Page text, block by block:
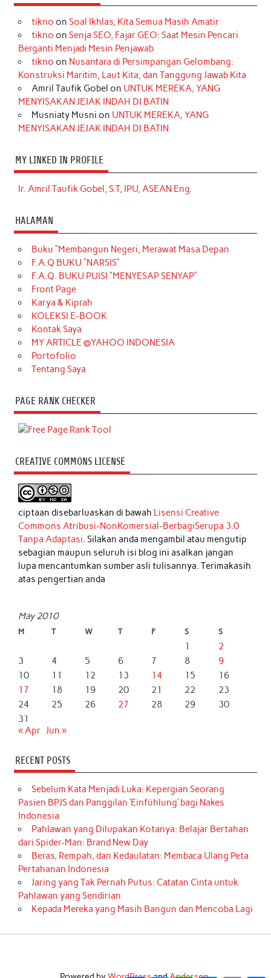
tikno on Soal Ikhlas, Kita Semua Masih Amatir
tikno on Senja SEO, Fajar GEO: Saat Mesin Pencari
Berganti Menjadi Mesin Penjawab
tikno on Nusantara di Persimpangan Gelombang:
Konstruksi Maritim, Laut Kita, dan Tanggung Jawab Kita
Amril Taufik Gobel on UNTUK MEREKA, YANG
MENYISAKAN JEJAK INDAH DI BATIN
Musniaty Musni on UNTUK MEREKA, YANG
MENYISAKAN JEJAK INDAH DI BATIN
MY LINKED IN PROFILE
Ir. Amril Taufik Gobel, S.T, IPU, ASEAN Eng.
HALAMAN
Buku “Membangun Negeri, Merawat Masa Depan
F.A.Q BUKU “NARSIS”
F.A.Q. BUKU PUISI “MENYESAP SENYAP”
Front Page
Karya & Kiprah
KOLEKSI E-BOOK
Kontak Saya
MY ARTICLE @YAHOO INDONESIA
Portofolio
Tentang Saya
PAGE RANK CHECKER
CREATIVE COMMONS LICENSE
ciptaan disebarluaskan di bawah Lisensi Creative
Commons Atribusi-NonKomersial-BerbagiSerupa 3.0
Tanpa Adaptasi. Silakan anda mengambil atau mengutip
sebagian maupun seluruh isi blog ini asalkan jangan
lupa mencantumkan sumber asli tulisannya. Terimakasih
atas pengertian anda
May 2010
M T W T F S S
1
2
3
4 5 6 7 8
9
10
11 12 13 14 15
16
17
18 19 20 21 22
23
24
25 26 27 28 29
30
31
« Apr Jun »
RECENT POSTS
Sebelum Kata Menjadi Luka: Kepergian Seorang
Pasien BPJS dan Panggilan ‘Einfühlung’ bagi Nakes
Indonesia
Pahlawan yang Dilupakan Kotanya: Belajar Bertahan
dari Spider-Man: Brand New Day
Beras, Rempah, dan Kedaulatan: Membaca Ulang Peta
Pertahanan Indonesia
Jaring yang Tak Pernah Putus: Catatan Cinta untuk
Pahlawan yang Sendirian
Kepada Mereka yang Masih Bangun dan Mencoba Lagi
Powered by WordPressandAnderson.